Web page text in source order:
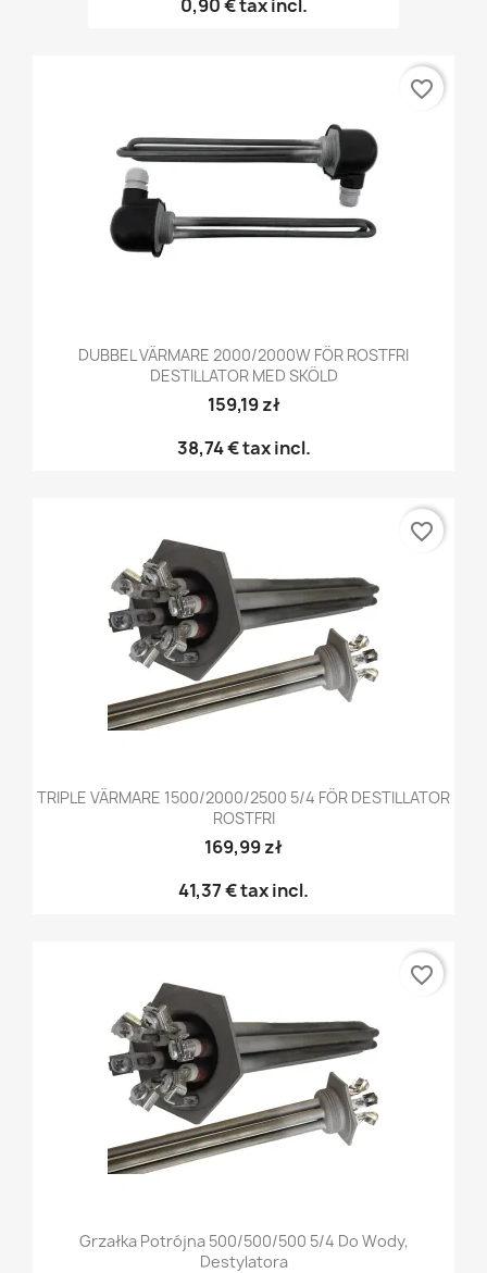
0,90 €tax incl.
DUBBEL VÄRMARE 2000/2000W FÖR ROSTFRI
DESTILLATOR MED SKÖLD
159,19 zł
38,74 €tax incl.
favorite_border
TRIPLE VÄRMARE 1500/2000/2500 5/4 FÖR DESTILLATOR
ROSTFRI
169,99 zł
41,37 €tax incl.
favorite_border
Grzałka Potrójna 500/500/500 5/4 Do Wody,
Destylatora
favorite_border